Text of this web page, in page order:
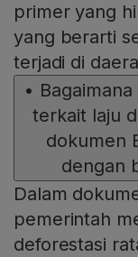
primer yang
yang berarti
terjadi di
•
terkait laju
dokumen
dengan
Dalam
pemerintah
deforestasi